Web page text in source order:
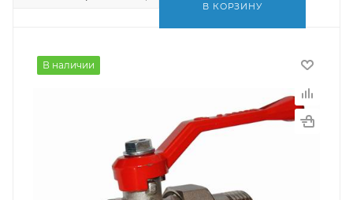
В КОРЗИНУ
В наличии